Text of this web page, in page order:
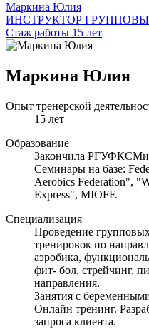
Маркина Юлия
ИНСТРУКТОР
Стаж работы 15 лет
Маркина Юлия
Опыт тренерской
15 лет
Образование
Закончила
Семинары на базе:
Aerobics Federation",
Express", MIOFF.
Специализация
Проведение
тренировок по
аэробика,
фит- бол, стрейчинг,
направления.
Занятия с
Онлайн тренинг.
запроса клиента.